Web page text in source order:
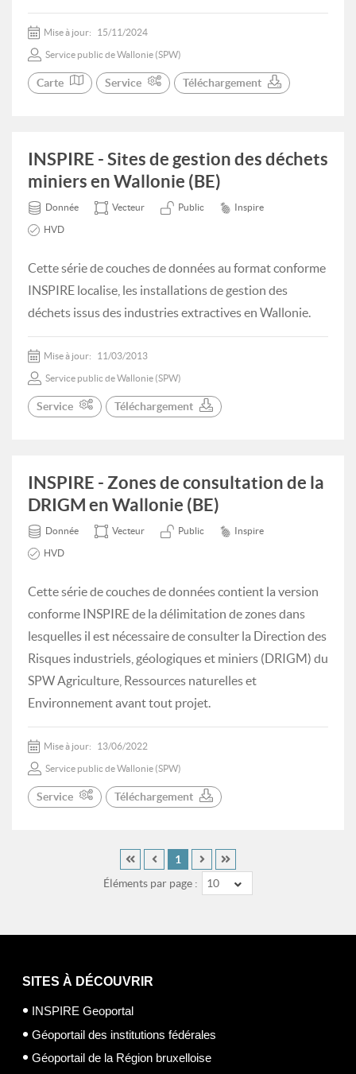
Mise à jour: 15/11/2024
Service public de Wallonie (SPW)
Carte Service Téléchargement
INSPIRE - Sites de gestion des déchets
miniers en Wallonie (BE)
Donnée Vecteur Public Inspire
HVD
Cette série de couches de données au format conforme
INSPIRE localise, les installations de gestion des
déchets issus des industries extractives en Wallonie.
Mise à jour: 11/03/2013
Service public de Wallonie (SPW)
Service Téléchargement
INSPIRE - Zones de consultation de la
DRIGM en Wallonie (BE)
Donnée Vecteur Public Inspire
HVD
Cette série de couches de données contient la version
conforme INSPIRE de la délimitation de zones dans
lesquelles il est nécessaire de consulter la Direction des
Risques industriels, géologiques et miniers (DRIGM) du
SPW Agriculture, Ressources naturelles et
Environnement avant tout projet.
Mise à jour: 13/06/2022
Service public de Wallonie (SPW)
Service Téléchargement
Éléments par page : 10
1
SITES À DÉCOUVRIR
INSPIRE Geoportal
Géoportail des institutions fédérales
Géoportail de la Région bruxelloise